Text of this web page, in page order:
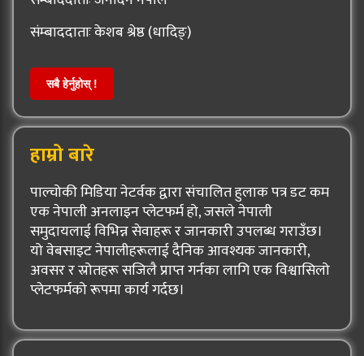
संम्बाददाताः केशब श्रेष्ठ (धादिङ्)
सबै हेर्नुहोस् !
हाम्रो बारे
पाल्चोकी मिडिया नेटर्वक द्वारा संचालित हुलाक पत्र डट कम
एक नेपाली अनलाइन प्लेटफर्म हो, जसले नेपाली
समुदायलाई विभिन्न सेवाहरू र जानकारी उपलब्ध गराउँछ।
यो वेबसाइट नेपालीहरूलाई दैनिक आवश्यक जानकारी,
अवसर र स्रोतहरू सजिलै प्राप्त गर्नका लागि एक विश्वासिलो
प्लेटफर्मको रूपमा कार्य गर्दछ।